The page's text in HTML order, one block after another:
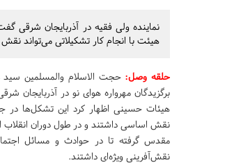
نماینده ولی فقیه در آذربایجان
هیئت با انجام کار تشکیلاتی می‌تواند
حلقه وصل: حجت الاسلام والمسلمین
برگزیدگان مهرواره هوای نو در آذربایجان
هیئات حسینی اظهار کرد این تشکل‌ها در
نقش اساسی داشتند و در طول دوران انقلاب
مقدس گرفته تا در حوادث و مسائل
نقش‌آفرینی ویژه‌ای داشتند.